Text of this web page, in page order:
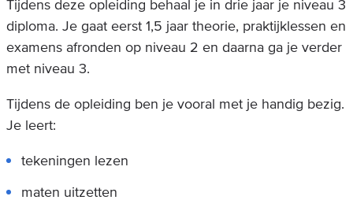
Tijdens deze opleiding behaal je in drie jaar je niveau 3
diploma. Je gaat eerst 1,5 jaar theorie, praktijklessen en
examens afronden op niveau 2 en daarna ga je verder
met niveau 3.
Tijdens de opleiding ben je vooral met je handig bezig.
Je leert:
tekeningen lezen
maten uitzetten